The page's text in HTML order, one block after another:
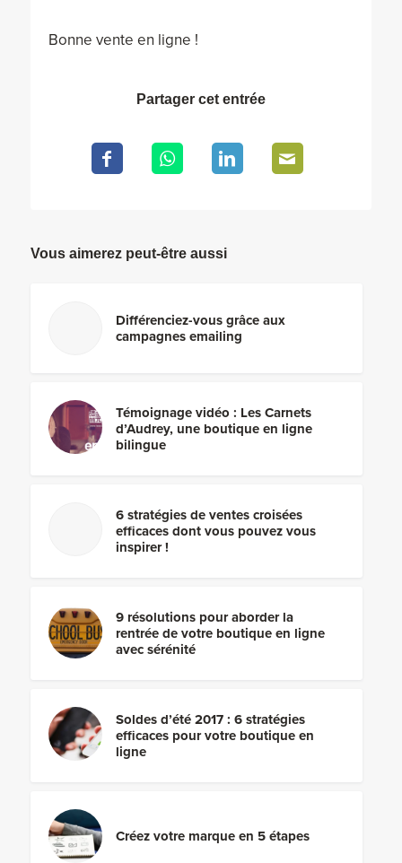
Bonne vente en ligne !
Partager cet entrée
Vous aimerez peut-être aussi
Différenciez-vous grâce aux
campagnes emailing
Témoignage vidéo : Les Carnets
d’Audrey, une boutique en ligne
bilingue
6 stratégies de ventes croisées
efficaces dont vous pouvez vous
inspirer !
9 résolutions pour aborder la
rentrée de votre boutique en ligne
avec sérénité
Soldes d’été 2017 : 6 stratégies
efficaces pour votre boutique en
ligne
Créez votre marque en 5 étapes